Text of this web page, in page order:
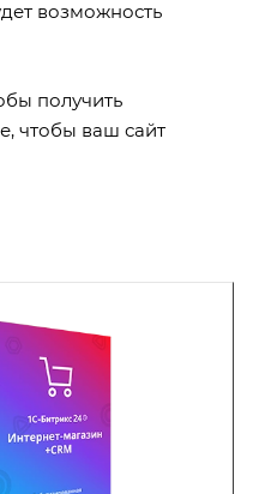
возможность
получить
чтобы ваш сайт